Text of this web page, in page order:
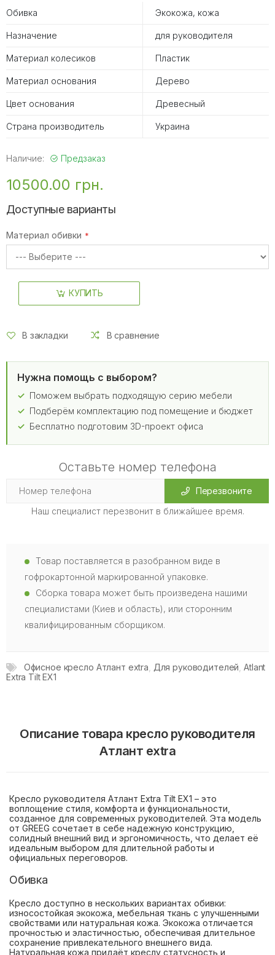
Обивка Экокожа, кожа
Назначение для руководителя
Материал колесиков Пластик
Материал основания Дерево
Цвет основания Древесный
Страна производитель Украина
Наличие: Предзаказ
10500.00 грн.
Доступные варианты
Материал обивки
КУПИТЬ
В закладки В сравнение
Нужна помощь с выбором?
Поможем выбрать подходящую серию мебели
Подберём комплектацию под помещение и бюджет
Бесплатно подготовим 3D-проект офиса
Оставьте номер телефона
Перезвоните
Наш специалист перезвонит в ближайшее время.
Товар поставляется в разобранном виде в
гофрокартонной маркированной упаковке.
Сборка товара может быть произведена нашими
специалистами (Киев и область), или сторонним
квалифицированным сборщиком.
Офисное кресло Атлант extra Для руководителей ,Atlant
Extra Tilt EX1
Описание товара кресло руководителя
Атлант extra
Кресло руководителя Атлант Extra Tilt EX1 – это
воплощение стиля, комфорта и функциональности,
созданное для современных руководителей. Эта модель
от GREEG сочетает в себе надежную конструкцию,
солидный внешний вид и эргономичность, что делает её
идеальным выбором для длительной работы и
официальных переговоров.
Обивка
Кресло доступно в нескольких вариантах обивки:
износостойкая экокожа, мебельная ткань с улучшенными
свойствами или натуральная кожа. Экокожа отличается
прочностью и эластичностью, обеспечивая длительное
сохранение привлекательного внешнего вида.
Натуральная кожа придаёт креслу статусность и